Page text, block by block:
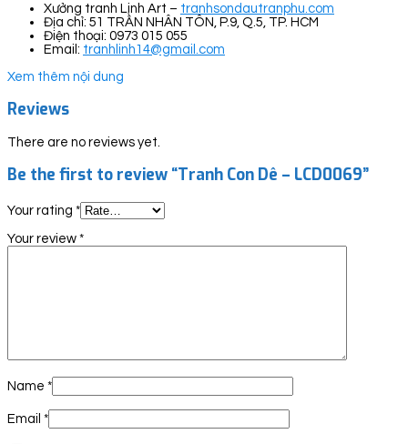
Xưởng tranh Linh Art – tranhsondautranphu.com
Địa chỉ: 51 TRẦN NHÂN TÔN, P.9, Q.5, TP. HCM
Điện thoại: 0973 015 055
Email: tranhlinh14@gmail.com
Xem thêm nội dung
Reviews
There are no reviews yet.
Be the first to review “Tranh Con Dê – LCD0069”
Your rating *
Your review *
Name *
Email *